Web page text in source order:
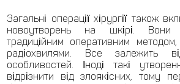
Загальні операції хірургії також
новоутворень на шкірі. Вони
традиційним оперативним
радіохвилями. Все залежить
особливостей. Іноді такі
відрізнити від злоякісних, тому